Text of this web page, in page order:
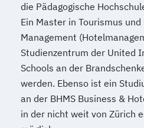
die Pädagogische
Ein Master in Tourismus
Management
Studienzentrum der United
Schools an der
werden. Ebenso ist ein
an der BHMS Business &
in der nicht weit von Zürich